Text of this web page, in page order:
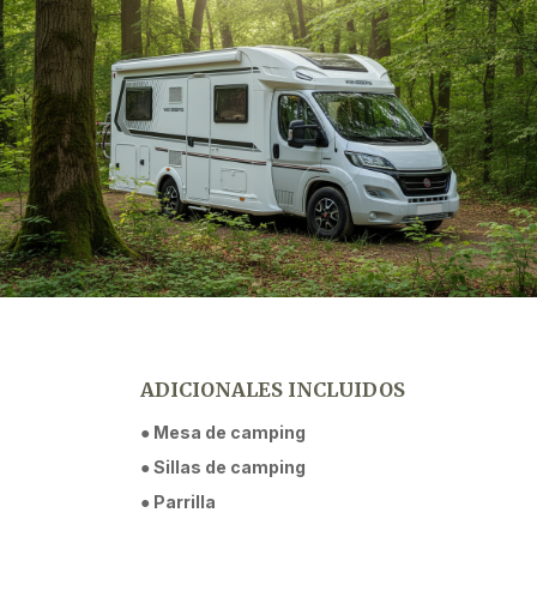
ADICIONALES INCLUIDOS
● Mesa de camping
● Sillas de camping
● Parrilla